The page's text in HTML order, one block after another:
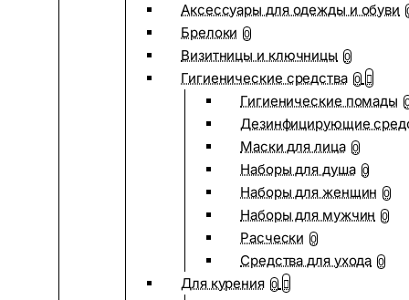
Аксессуары для одежды и обуви
Брелоки 0
Визитницы и ключницы 0
Гигиенические средства 0
Гигиенические помады
Дезинфицирующие
Маски для лица 0
Наборы для душа 0
Наборы для женщин 0
Наборы для мужчин 0
Расчески 0
Средства для ухода 0
Для курения 0